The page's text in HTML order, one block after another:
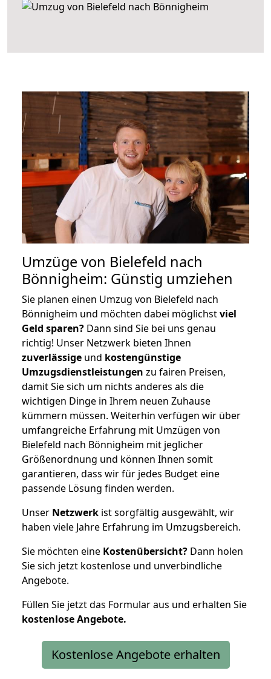
Umzüge von Bielefeld nach
Bönnigheim: Günstig umziehen
Sie planen einen Umzug von Bielefeld nach
Bönnigheim und möchten dabei möglichstviel
Geld sparen? Dann sind Sie bei uns genau
richtig! Unser Netzwerk bieten Ihnen
zuverlässige und kostengünstige
Umzugsdienstleistungen zu fairen Preisen,
damit Sie sich um nichts anderes als die
wichtigen Dinge in Ihrem neuen Zuhause
kümmern müssen. Weiterhin verfügen wir über
umfangreiche Erfahrung mit Umzügen von
Bielefeld nach Bönnigheim mit jeglicher
Größenordnung und können Ihnen somit
garantieren, dass wir für jedes Budget eine
passende Lösung finden werden.
Unser Netzwerk ist sorgfältig ausgewählt, wir
haben viele Jahre Erfahrung im Umzugsbereich.
Sie möchten eine Kostenübersicht? Dann holen
Sie sich jetzt kostenlose und unverbindliche
Angebote.
Füllen Sie jetzt das Formular aus und erhalten Sie
kostenloseAngebote.
Kostenlose Angebote erhalten